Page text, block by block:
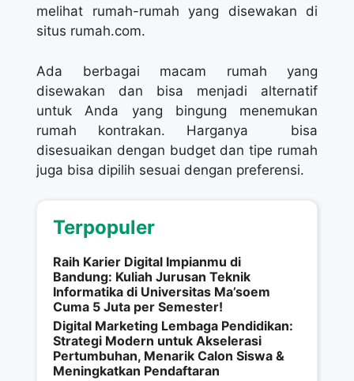
melihat rumah-rumah yang disewakan di
situs rumah.com.
Ada berbagai macam rumah yang
disewakan dan bisa menjadi alternatif
untuk Anda yang bingung menemukan
rumah kontrakan. Harganya bisa
disesuaikan dengan budget dan tipe rumah
juga bisa dipilih sesuai dengan preferensi.
Terpopuler
Raih Karier Digital Impianmu di
Bandung: Kuliah Jurusan Teknik
Informatika di Universitas Ma’soem
Cuma 5 Juta per Semester!
Digital Marketing Lembaga Pendidikan:
Strategi Modern untuk Akselerasi
Pertumbuhan, Menarik Calon Siswa &
Meningkatkan Pendaftaran